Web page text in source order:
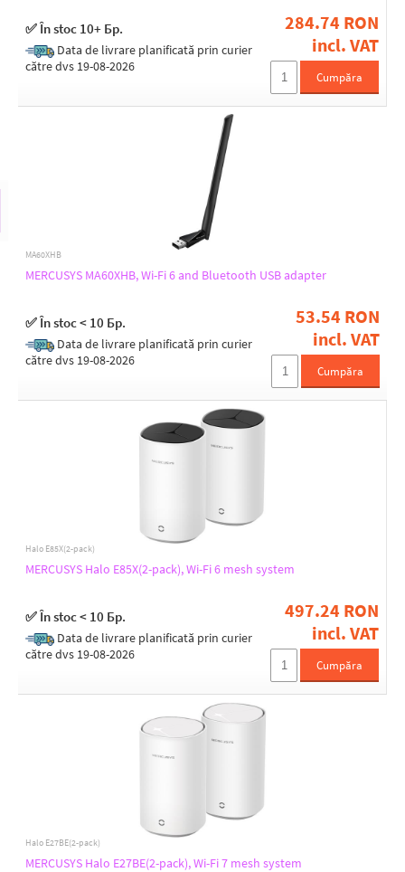
MERCUSYS
All Brands
✅ În stoc 10+ Бр.
Data de livrare planificată prin curier
către dvs 19-08-2026
284.74 RON
incl. VAT
Cumpăra
MA60XHB
MERCUSYS MA60XHB, Wi-Fi 6 and Bluetooth USB adapter
✅ În stoc < 10 Бр.
Data de livrare planificată prin curier
către dvs 19-08-2026
53.54 RON
incl. VAT
Cumpăra
Halo E85X(2-pack)
MERCUSYS Halo E85X(2-pack), Wi-Fi 6 mesh system
✅ În stoc < 10 Бр.
Data de livrare planificată prin curier
către dvs 19-08-2026
497.24 RON
incl. VAT
Cumpăra
Halo E27BE(2-pack)
MERCUSYS Halo E27BE(2-pack), Wi-Fi 7 mesh system